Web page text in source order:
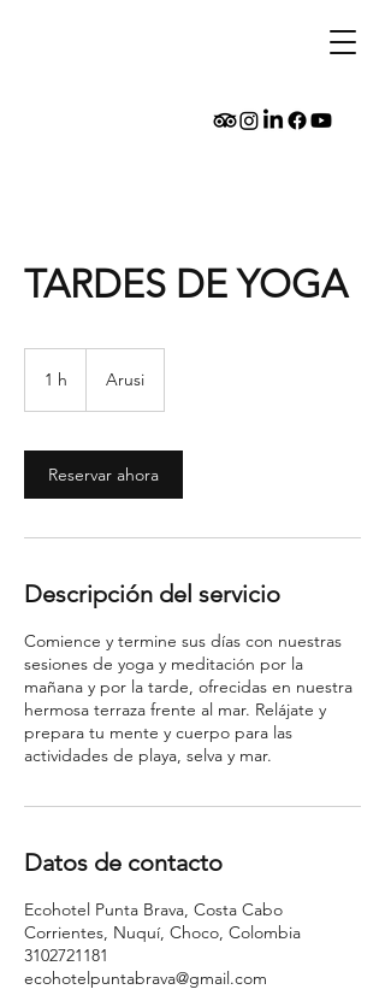
TARDES DE YOGA
1 h Arusi
Reservar ahora
Descripción del servicio
Comience y termine sus días con nuestras
sesiones de yoga y meditación por la
mañana y por la tarde, ofrecidas en nuestra
hermosa terraza frente al mar. Relájate y
prepara tu mente y cuerpo para las
actividades de playa, selva y mar.
Datos de contacto
Ecohotel Punta Brava, Costa Cabo
Corrientes, Nuquí, Choco, Colombia
3102721181
ecohotelpuntabrava@gmail.com